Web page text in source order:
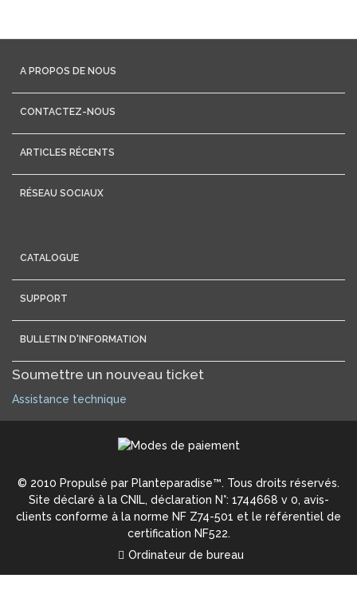
A PROPOS DE NOUS
CONTACTEZ-NOUS
ARTICLES RÉCENTS
RÉSEAU SOCIAUX
CATALOGUE
SUPPORT
BULLETIN D'INFORMATION
Soumettre un nouveau ticket
Assistance technique
© 2010 Propulsé par Planteparadise™. Tous droits réservés.
Site déclaré à la CNIL, déclaration N°: 1744668 v 0, avis-
clients conforme à la norme NF Z74-501 et le référentiel de
certification NF522.
Ordinateur de bureau